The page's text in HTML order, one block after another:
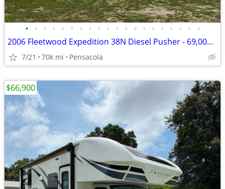
• • • • • • • • • • • • • • • • • • • •
2006 Fleetwood Expedition 38N Diesel Pusher - 69,000 Miles
7/21 70k mi Pensacola
$66,900